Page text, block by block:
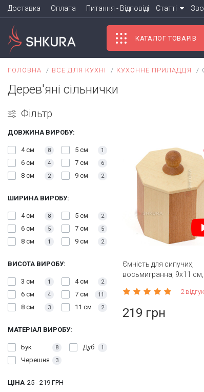
Доставка Оплата Питання - Відповіді Статті
КАТАЛОГ ТОВАРІВ
ГОЛОВНА ВСЕ ДЛЯ КУХНІ КУХОННЕ ПРИЛАДДЯ
Дерев'яні сільнички
Фільтр
ДОВЖИНА ВИРОБУ:
4 см 8 5 см 1
6 см 4 7 см 6
8 см 2 9 см 2
ШИРИНА ВИРОБУ:
4 см 8 5 см 2
6 см 5 7 см 5
8 см 1 9 см 2
ВИСОТА ВИРОБУ:
3 см 1 4 см 2
6 см 4 7 см 11
8 см 3 11 см 2
МАТЕРІАЛ ВИРОБУ:
Бук 8 Дуб 1
Черешня 3
25 - 219 ГРН
ЦІНА
Ємність для сипучих,
восьмигранна, 9х11 см,
2
219 грн